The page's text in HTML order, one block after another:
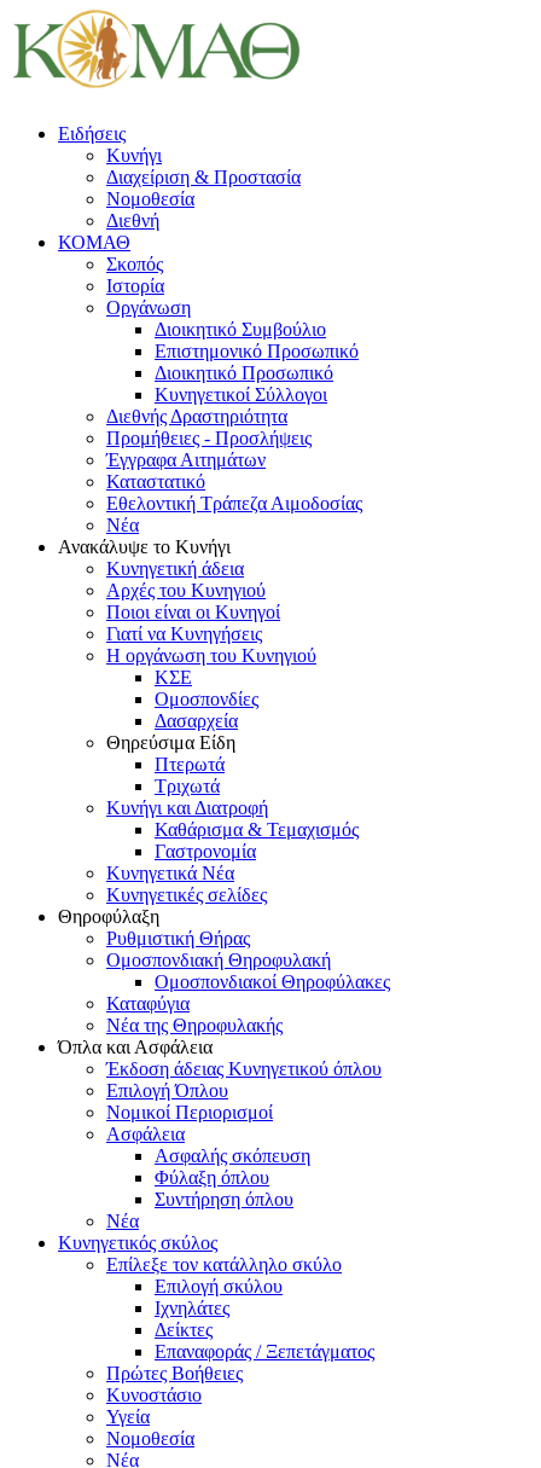
Ειδήσεις
Κυνήγι
Διαχείριση & Προστασία
Νομοθεσία
Διεθνή
ΚΟΜΑΘ
Σκοπός
Ιστορία
Οργάνωση
Διοικητικό Συμβούλιο
Επιστημονικό Προσωπικό
Διοικητικό Προσωπικό
Κυνηγετικοί Σύλλογοι
Διεθνής Δραστηριότητα
Προμήθειες - Προσλήψεις
Έγγραφα Αιτημάτων
Καταστατικό
Εθελοντική Τράπεζα Αιμοδοσίας
Νέα
Ανακάλυψε το Κυνήγι
Κυνηγετική άδεια
Αρχές του Κυνηγιού
Ποιοι είναι οι Κυνηγοί
Γιατί να Κυνηγήσεις
Η οργάνωση του Κυνηγιού
ΚΣΕ
Ομοσπονδίες
Δασαρχεία
Θηρεύσιμα Είδη
Πτερωτά
Τριχωτά
Κυνήγι και Διατροφή
Καθάρισμα & Τεμαχισμός
Γαστρονομία
Κυνηγετικά Νέα
Κυνηγετικές σελίδες
Θηροφύλαξη
Ρυθμιστική Θήρας
Ομοσπονδιακή Θηροφυλακή
Oμοσπονδιακοί Θηροφύλακες
Καταφύγια
Νέα της Θηροφυλακής
Όπλα και Ασφάλεια
Έκδοση άδειας Κυνηγετικού όπλου
Επιλογή Όπλου
Νομικοί Περιορισμοί
Ασφάλεια
Ασφαλής σκόπευση
Φύλαξη όπλου
Συντήρηση όπλου
Νέα
Κυνηγετικός σκύλος
Επίλεξε τον κατάλληλο σκύλο
Επιλογή σκύλου
Ιχνηλάτες
Δείκτες
Επαναφοράς / Ξεπετάγματος
Πρώτες Βοήθειες
Κυνοστάσιο
Υγεία
Νομοθεσία
Νέα